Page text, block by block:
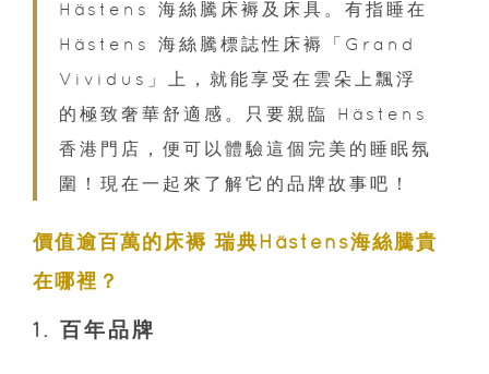
Hästens 海絲騰床褥及床具。有指睡在
Hästens 海絲騰標誌性床褥「Grand
Vividus」上，就能享受在雲朵上飄浮
的極致奢華舒適感。只要親臨 Hästens
香港門店，便可以體驗這個完美的睡眠氛
圍！現在一起來了解它的品牌故事吧！
價值逾百萬的床褥 瑞典Hästens海絲騰貴
在哪裡？
1. 百年品牌